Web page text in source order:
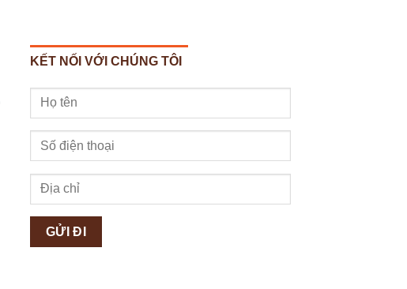
KẾT NỐI VỚI CHÚNG TÔI